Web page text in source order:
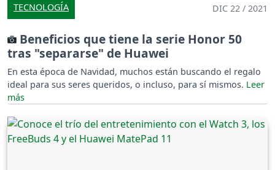
TECNOLOGÍA DIC 22 / 2021
Beneficios que tiene la serie Honor 50
tras "separarse" de Huawei
En esta época de Navidad, muchos están buscando el regalo
ideal para sus seres queridos, o incluso, para sí mismos.